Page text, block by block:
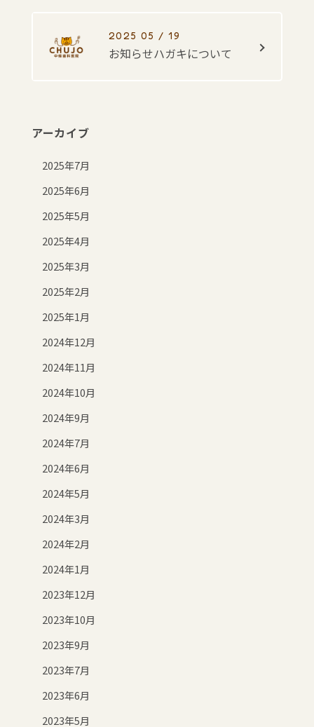
2025 05 / 19
お知らせハガキについて
アーカイブ
2025年7月
2025年6月
2025年5月
2025年4月
2025年3月
2025年2月
2025年1月
2024年12月
2024年11月
2024年10月
2024年9月
2024年7月
2024年6月
2024年5月
2024年3月
2024年2月
2024年1月
2023年12月
2023年10月
2023年9月
2023年7月
2023年6月
2023年5月